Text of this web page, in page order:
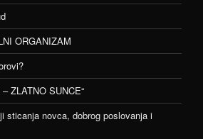
ORGANIZAM
ZLATNO SUNCE“
sticanja novca, dobrog poslovanja i